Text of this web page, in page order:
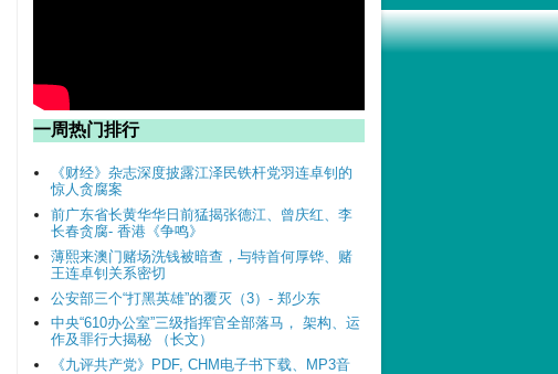
一周热门排行
《财经》杂志深度披露江泽民铁杆党羽连卓钊的
惊人贪腐案
前广东省长黄华华日前猛揭张德江、曾庆红、李
长春贪腐- 香港《争鸣》
薄熙来澳门赌场洗钱被暗查，与特首何厚铧、赌
王连卓钊关系密切
公安部三个“打黑英雄”的覆灭（3）- 郑少东
中央“610办公室”三级指挥官全部落马， 架构、运
作及罪行大揭秘 （长文）
《九评共产党》PDF, CHM电子书下载、MP3音